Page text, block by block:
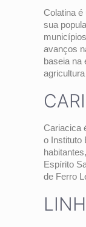
Colatina é
sua
avanços
baseia na
Cariacica
o Instituto
Espírito
de Ferro